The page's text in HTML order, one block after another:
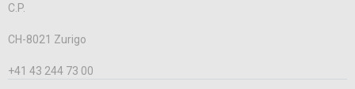
C.P.
CH-8021 Zurigo
+41 43 244 73 00